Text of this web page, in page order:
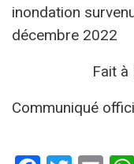
inondation
décembre 2022
Fait
Communiqué